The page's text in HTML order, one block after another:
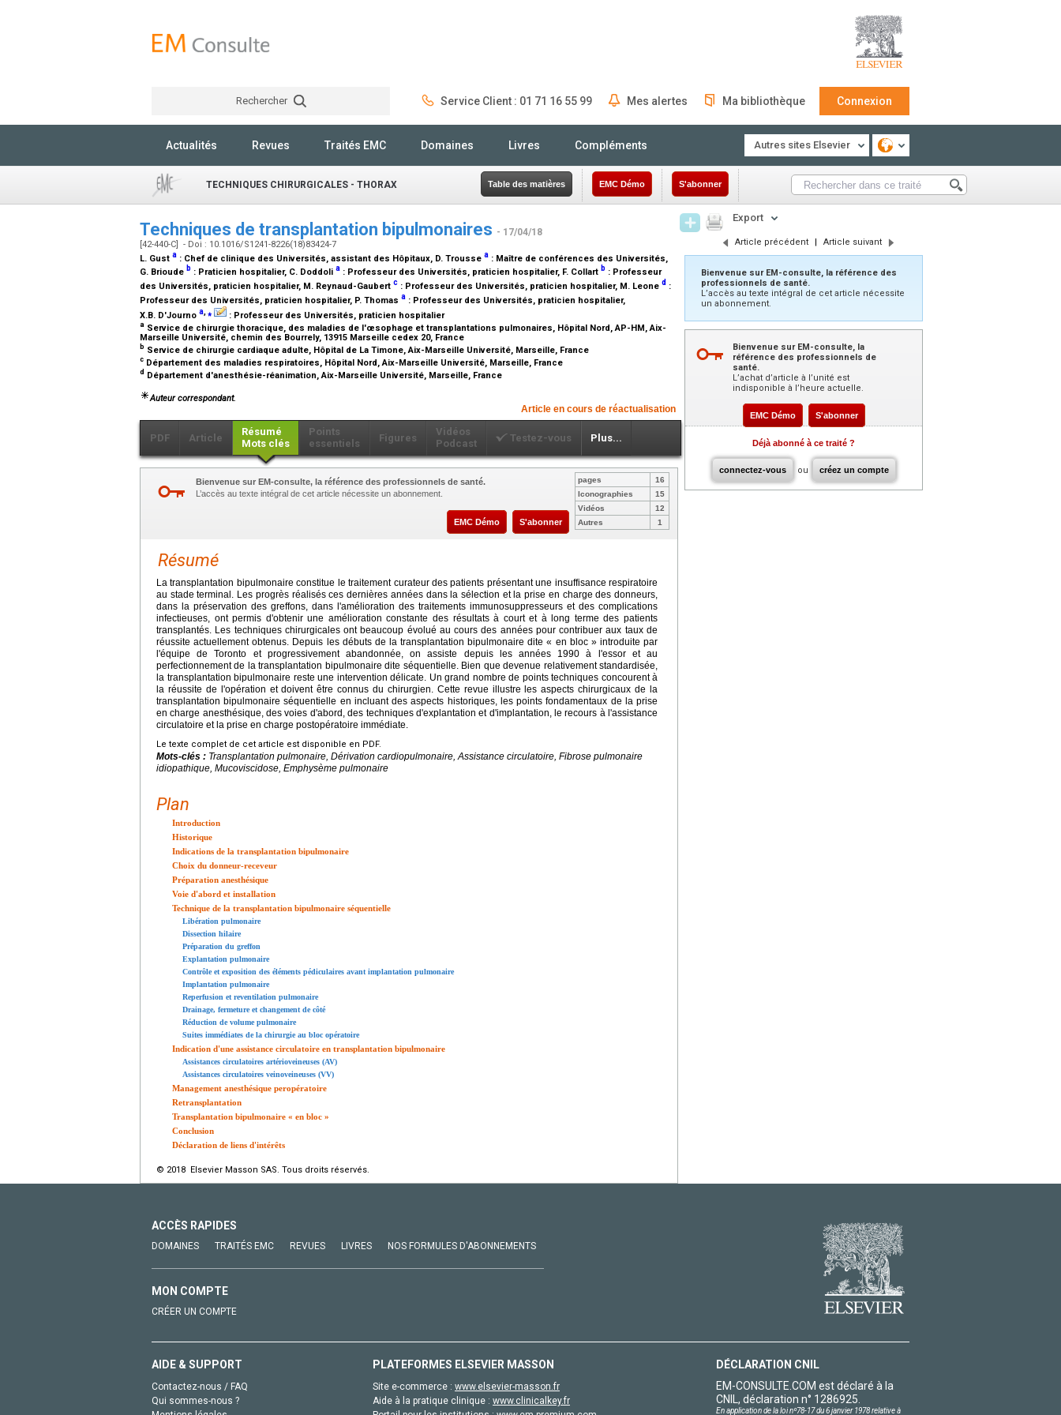
Rechercher Service Client : 01 71 16 55 99 Mes alertes Ma bibliothèque Connexion
Actualités Revues Traités EMC Domaines Livres Compléments Autres sites Elsevier
TECHNIQUES CHIRURGICALES - THORAX Table des matières EMC Démo S'abonner
Techniques de transplantation bipulmonaires - 17/04/18
[42-440-C] - Doi : 10.1016/S1241-8226(18)83424-7
L. Gust a : Chef de clinique des Universités, assistant des Hôpitaux, D. Trousse a : Maître de conférences des Universités,
G. Brioude b : Praticien hospitalier, C. Doddoli a : Professeur des Universités, praticien hospitalier, F. Collart b : Professeur
des Universités, praticien hospitalier, M. Reynaud-Gaubert c : Professeur des Universités, praticien hospitalier, M. Leone d :
Professeur des Universités, praticien hospitalier, P. Thomas a : Professeur des Universités, praticien hospitalier,
X.B. D'Journo a ⁎ : Professeur des Universités, praticien hospitalier
a Service de chirurgie thoracique, des maladies de l'œsophage et transplantations pulmonaires, Hôpital Nord, AP-HM, Aix-
Marseille Université, chemin des Bourrely, 13915 Marseille cedex 20, France
b Service de chirurgie cardiaque adulte, Hôpital de La Timone, Aix-Marseille Université, Marseille, France
c Département des maladies respiratoires, Hôpital Nord, Aix-Marseille Université, Marseille, France
d Département d'anesthésie-réanimation, Aix-Marseille Université, Marseille, France
Auteur correspondant.
Article en cours de réactualisation
PDF Article
Résumé
Mots clés
Points
essentiels
Figures
Vidéos
Podcast
Testez-vous Plus...
Bienvenue sur EM-consulte, la référence des professionnels de santé.
L’accès au texte intégral de cet article nécessite un abonnement.
EMC Démo S'abonner
pages
16
Iconographies
15
Vidéos
12
Autres
1
Résumé
La transplantation bipulmonaire constitue le traitement curateur des patients présentant une insuffisance respiratoire
au stade terminal. Les progrès réalisés ces dernières années dans la sélection et la prise en charge des donneurs,
dans la préservation des greffons, dans l'amélioration des traitements immunosuppresseurs et des complications
infectieuses, ont permis d'obtenir une amélioration constante des résultats à court et à long terme des patients
transplantés. Les techniques chirurgicales ont beaucoup évolué au cours des années pour contribuer aux taux de
réussite actuellement obtenus. Depuis les débuts de la transplantation bipulmonaire dite « en bloc » introduite par
l'équipe de Toronto et progressivement abandonnée, on assiste depuis les années 1990 à l'essor et au
perfectionnement de la transplantation bipulmonaire dite séquentielle. Bien que devenue relativement standardisée,
la transplantation bipulmonaire reste une intervention délicate. Un grand nombre de points techniques concourent à
la réussite de l'opération et doivent être connus du chirurgien. Cette revue illustre les aspects chirurgicaux de la
transplantation bipulmonaire séquentielle en incluant des aspects historiques, les points fondamentaux de la prise
en charge anesthésique, des voies d'abord, des techniques d'explantation et d'implantation, le recours à l'assistance
circulatoire et la prise en charge postopératoire immédiate.
Le texte complet de cet article est disponible en PDF.
Mots-clés : Transplantation pulmonaire, Dérivation cardiopulmonaire, Assistance circulatoire, Fibrose pulmonaire
idiopathique, Mucoviscidose, Emphysème pulmonaire
Plan
Introduction
Historique
Indications de la transplantation bipulmonaire
Choix du donneur-receveur
Préparation anesthésique
Voie d'abord et installation
Technique de la transplantation bipulmonaire séquentielle
Libération pulmonaire
Dissection hilaire
Préparation du greffon
Explantation pulmonaire
Contrôle et exposition des éléments pédiculaires avant implantation pulmonaire
Implantation pulmonaire
Reperfusion et reventilation pulmonaire
Drainage, fermeture et changement de côté
Réduction de volume pulmonaire
Suites immédiates de la chirurgie au bloc opératoire
Indication d'une assistance circulatoire en transplantation bipulmonaire
Assistances circulatoires artérioveineuses (AV)
Assistances circulatoires veinoveineuses (VV)
Management anesthésique peropératoire
Retransplantation
Transplantation bipulmonaire « en bloc »
Conclusion
Déclaration de liens d'intérêts
© 2018 Elsevier Masson SAS. Tous droits réservés.
Export
Article précédent | Article suivant
Bienvenue sur EM-consulte, la référence des
professionnels de santé.
L’accès au texte intégral de cet article nécessite
un abonnement.
Bienvenue sur EM-consulte, la
référence des professionnels de
santé.
L’achat d’article à l’unité est
indisponible à l’heure actuelle.
EMC Démo S'abonner
Déjà abonné à ce traité ?
connectez-vous ou créez un compte
ACCÈS RAPIDES
DOMAINES TRAITÉS EMC REVUES LIVRES NOS FORMULES D'ABONNEMENTS
MON COMPTE
CRÉER UN COMPTE
AIDE & SUPPORT
Contactez-nous / FAQ
Qui sommes-nous ?
PLATEFORMES ELSEVIER MASSON
Site e-commerce : www.elsevier-masson.fr
Aide à la pratique clinique : www.clinicalkey.fr
DÉCLARATION CNIL
EM-CONSULTE.COM est déclaré à la
CNIL, déclaration n° 1286925.
En application de la loi nº78-17 du 6 janvier 1978 relative à